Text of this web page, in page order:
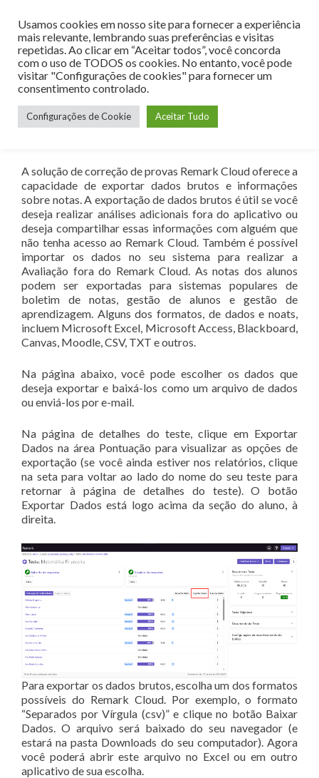
MENU
Remark Cloud – Exportando Dados
e Notas
A solução de correção de provas Remark Cloud oferece a
capacidade de exportar dados brutos e informações
sobre notas. A exportação de dados brutos é útil se você
deseja realizar análises adicionais fora do aplicativo ou
deseja compartilhar essas informações com alguém que
não tenha acesso ao Remark Cloud. Também é possível
importar os dados no seu sistema para realizar a
Avaliação fora do Remark Cloud. As notas dos alunos
podem ser exportadas para sistemas populares de
boletim de notas, gestão de alunos e gestão de
aprendizagem. Alguns dos formatos, de dados e noats,
incluem Microsoft Excel, Microsoft Access, Blackboard,
Canvas, Moodle, CSV, TXT e outros.
Na página abaixo, você pode escolher os dados que
deseja exportar e baixá-los como um arquivo de dados
ou enviá-los por e-mail.
Na página de detalhes do teste, clique em Exportar
Dados na área Pontuação para visualizar as opções de
exportação (se você ainda estiver nos relatórios, clique
na seta para voltar ao lado do nome do seu teste para
retornar à página de detalhes do teste). O botão
Exportar Dados está logo acima da seção do aluno, à
direita.
Para exportar os dados brutos, escolha um dos formatos
possíveis do Remark Cloud. Por exemplo, o formato
“Separados por Vírgula (csv)” e clique no botão Baixar
Dados. O arquivo será baixado do seu navegador (e
estará na pasta Downloads do seu computador). Agora
você poderá abrir este arquivo no Excel ou em outro
aplicativo de sua escolha.
Usamos cookies em nosso site para fornecer a experiência
mais relevante, lembrando suas preferências e visitas
repetidas. Ao clicar em “Aceitar todos”, você concorda
com o uso de TODOS os cookies. No entanto, você pode
visitar "Configurações de cookies" para fornecer um
consentimento controlado.
Configurações de Cookie Aceitar Tudo